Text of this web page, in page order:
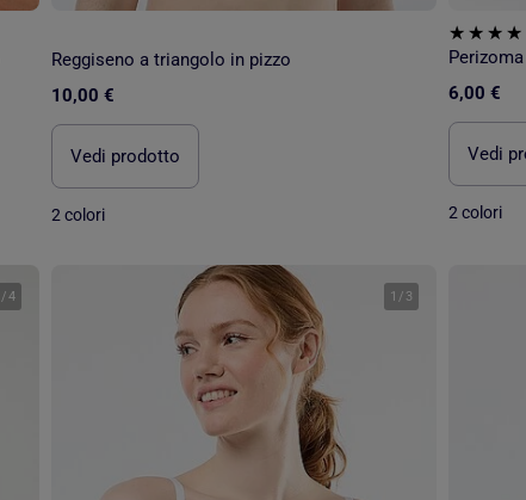
Reggiseno a triangolo in pizzo
10,00 €
Vedi prodotto
2 colori
6,00 €
Vedi
2 colori
/4 1 / 3